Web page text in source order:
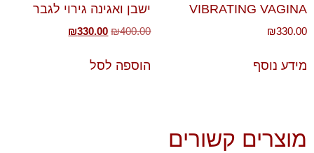
VIBRATING VAGINA
₪330.00
מידע נוסף
ישבן ואגינה גירוי לגבר
₪400.00
₪330.00
הוספה לסל
מוצרים קשורים